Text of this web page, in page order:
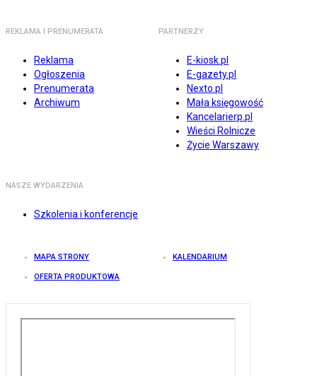
REKLAMA I PRENUMERATA
Reklama
Ogłoszenia
Prenumerata
Archiwum
PARTNERZY
E-kiosk.pl
E-gazety.pl
Nexto.pl
Mała księgowość
Kancelarierp.pl
Wieści Rolnicze
Życie Warszawy
NASZE WYDARZENIA
Szkolenia i konferencje
MAPA STRONY KALENDARIUM
OFERTA PRODUKTOWA